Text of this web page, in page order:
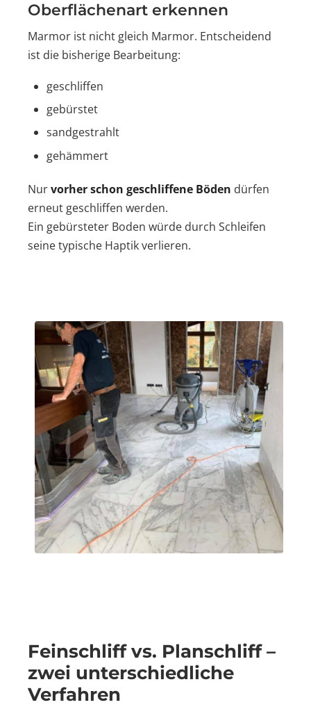
Oberflächenart erkennen
Marmor ist nicht gleich Marmor. Entscheidend
ist die bisherige Bearbeitung:
geschliffen
gebürstet
sandgestrahlt
gehämmert
Nurvorher schon geschliffene Böden dürfen
erneut geschliffen werden.
Ein gebürsteter Boden würde durch Schleifen
seine typische Haptik verlieren.
Feinschliff vs. Planschliff –
zwei unterschiedliche
Verfahren